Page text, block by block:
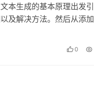
本生成的基本原理出发
及解决方法。然后从添
0